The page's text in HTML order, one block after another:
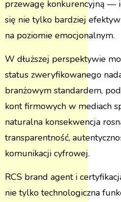
przewagę konkurencyjną —
się nie tylko bardziej
na poziomie emocjonalnym.
W dłuższej perspektywie
status zweryfikowanego
branżowym standardem,
kont firmowych w mediach
naturalna konsekwencja
transparentność,
komunikacji cyfrowej.
RCS brand agent i
nie tylko technologiczna